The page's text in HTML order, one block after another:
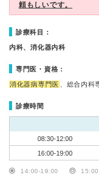
頼もしいです。
診療科目：
内科、消化器内科
専門医・資格：
消化器病専門医 、総合内
診療時間
08:30-12:00
16:00-19:00
14:00-19:00